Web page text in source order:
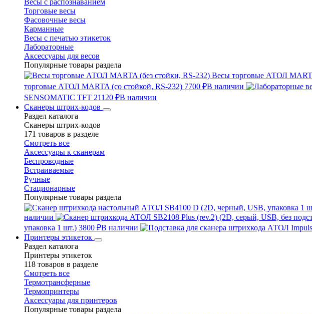
Весы с распознаванием
Торговые весы
Фасовочные весы
Карманные
Весы с печатью этикеток
Лабораторные
Аксессуары для весов
Популярные товары раздела
Весы торговые АТОЛ
торговые АТОЛ MARTA (со стойкой, RS-232) 7700 ₽В наличии
SENSOMATIC TFT 21120 ₽В наличии
Сканеры штрих-кодов
Раздел каталога
Сканеры штрих-кодов
171 товаров в разделе
Смотреть все
Аксессуары к сканерам
Беспроводные
Встраиваемые
Ручные
Стационарные
Популярные товары раздела
наличии
упаковка 1 шт.) 3800 ₽В наличии
Принтеры этикеток
Раздел каталога
Принтеры этикеток
118 товаров в разделе
Смотреть все
Термотрансферные
Термопринтеры
Аксессуары для принтеров
Популярные товары раздела